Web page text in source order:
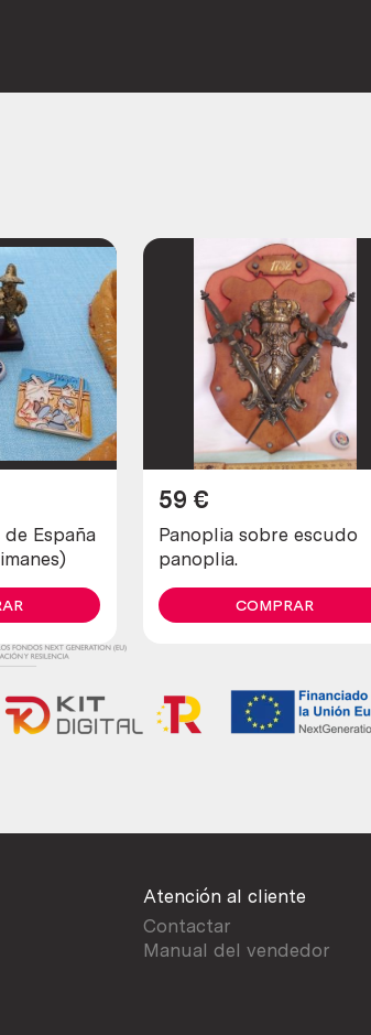
España
Panoplia sobre escudo
panoplia.
59 €
COMPRAR
Atención al cliente
Contactar
Manual del vendedor